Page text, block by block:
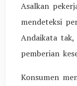
Asalkan
mendeteksi
Andaikata
pemberian
Konsumen